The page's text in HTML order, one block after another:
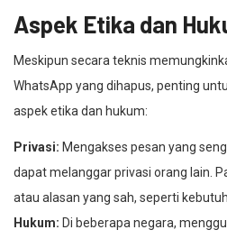
Aspek Etika dan
Meskipun secara teknis
WhatsApp yang dihapus, penting
aspek etika dan hukum:
Privasi: Mengakses pesan yang
dapat melanggar privasi orang lain.
atau alasan yang sah, seperti
Hukum: Di beberapa negara,